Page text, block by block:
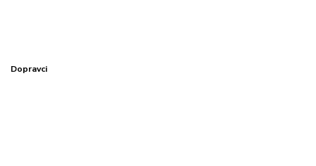
Dopravci